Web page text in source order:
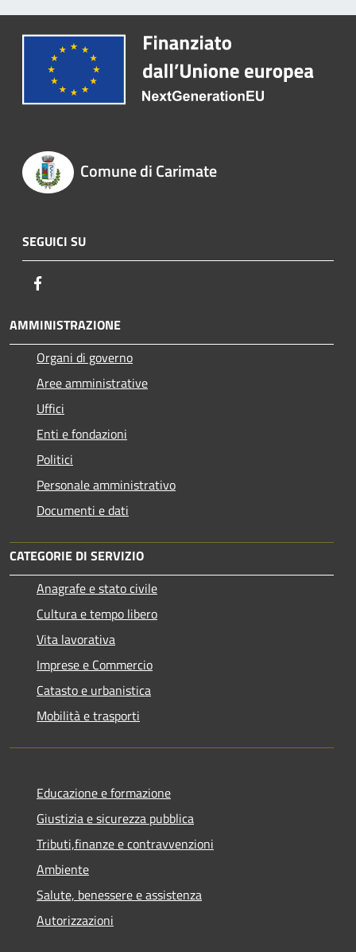
Comune di Carimate
SEGUICI SU
AMMINISTRAZIONE
Organi di governo
Aree amministrative
Uffici
Enti e fondazioni
Politici
Personale amministrativo
Documenti e dati
CATEGORIE DI SERVIZIO
Anagrafe e stato civile
Cultura e tempo libero
Vita lavorativa
Imprese e Commercio
Catasto e urbanistica
Mobilità e trasporti
Educazione e formazione
Giustizia e sicurezza pubblica
Tributi,finanze e contravvenzioni
Ambiente
Salute, benessere e assistenza
Autorizzazioni